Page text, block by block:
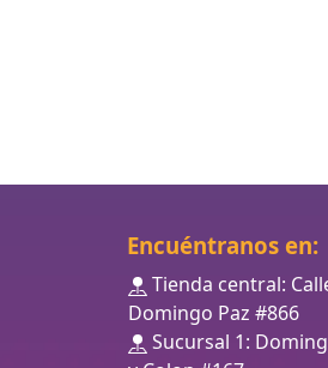
Encuéntranos en:
Tienda central:
Domingo Paz #866
Sucursal 1: